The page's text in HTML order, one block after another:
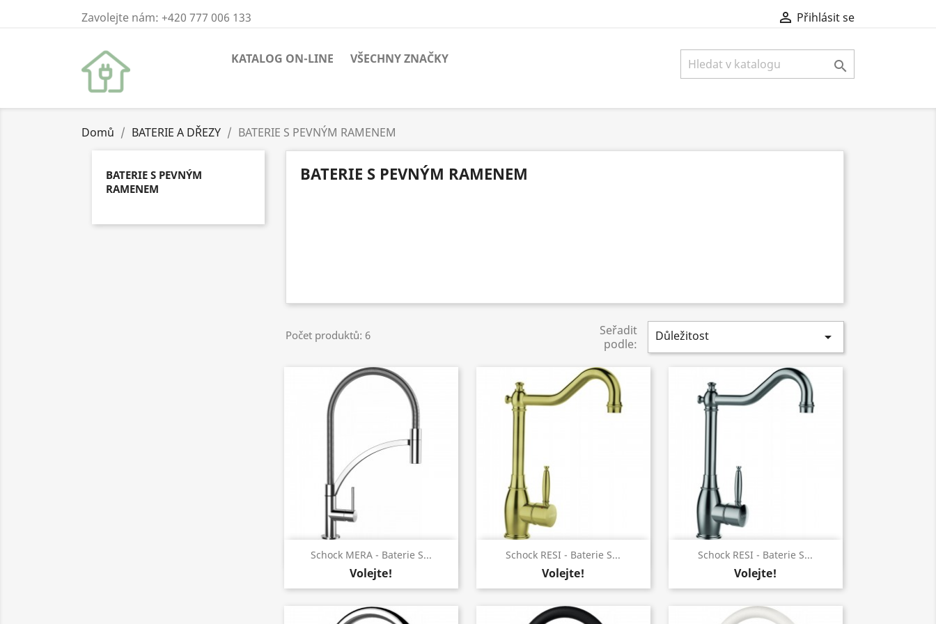
Zavolejte nám: +420 777 006 133  Přihlásit se
KATALOG ON-LINE VŠECHNY ZNAČKY 
Domů BATERIE A DŘEZY BATERIE S PEVNÝM RAMENEM
BATERIE S PEVNÝM
RAMENEM
BATERIE S PEVNÝM RAMENEM
Počet produktů: 6
Seřadit
podle:
Důležitost 
Schock MERA - Baterie S...
Volejte!
Rychlý náhled Schock RESI - Baterie S...
Volejte!
Rychlý náhled Schock RESI - Baterie S...
Volejte!
Rychlý náhled